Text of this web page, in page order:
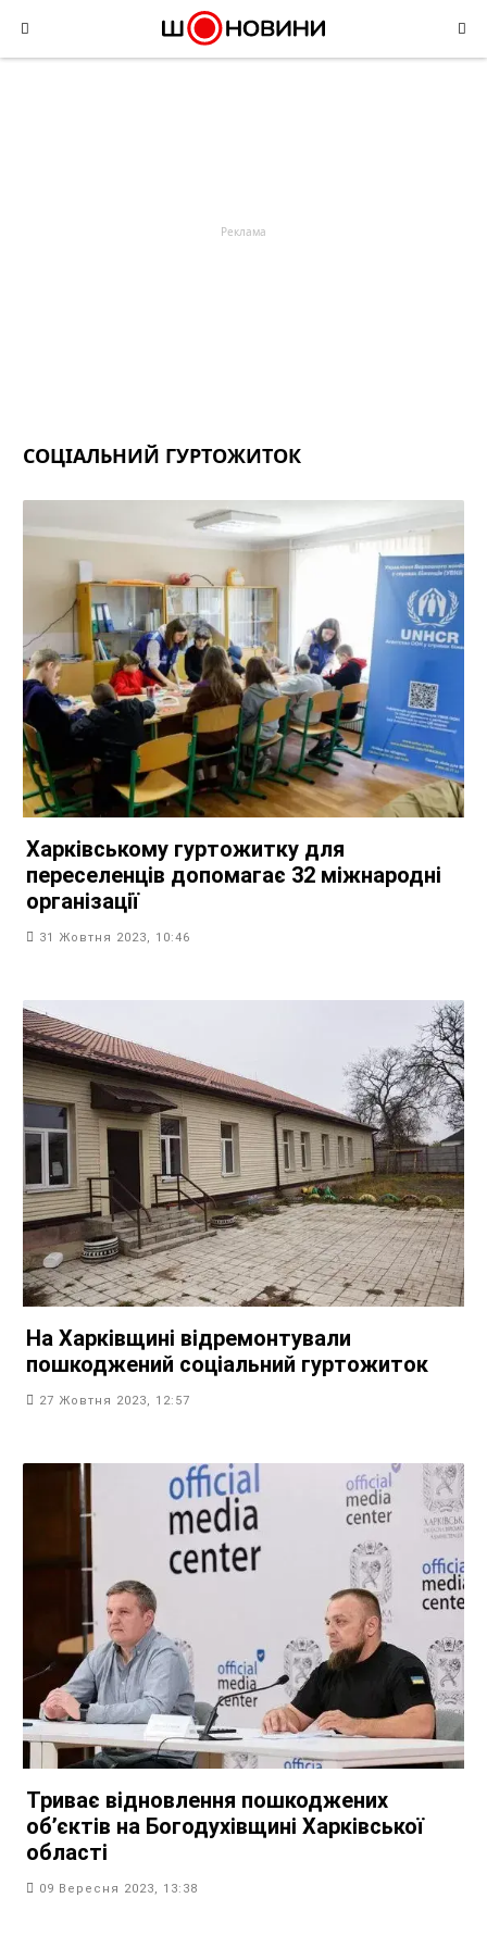
content
СОЦІАЛЬНИЙ ГУРТОЖИТОК
Харківському гуртожитку для
переселенців допомагає 32 міжнародні
організації
31 Жовтня 2023, 10:46
На Харківщині відремонтували
пошкоджений соціальний гуртожиток
27 Жовтня 2023, 12:57
Триває відновлення пошкоджених
обʼєктів на Богодухівщині Харківської
області
09 Вересня 2023, 13:38